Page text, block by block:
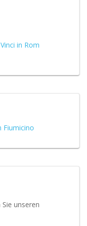
in Rom
Fiumicino
unseren